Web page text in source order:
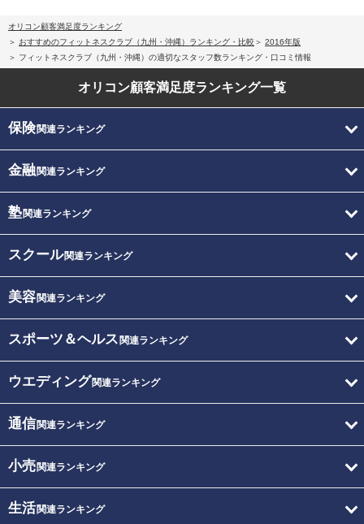
オリコン顧客満足度ランキング
おすすめのフィットネスクラブ（九州・沖縄）ランキング・比較
2016年版
フィットネスクラブ（九州・沖縄）の適切なスタッフ数ランキング・口コミ情報
オリコン顧客満足度ランキング一覧
保険関連ランキング
金融関連ランキング
塾関連ランキング
スクール関連ランキング
美容関連ランキング
スポーツ＆ヘルス 関連ランキング
ウエディング関連ランキング
通信関連ランキング
小売関連ランキング
生活関連ランキング